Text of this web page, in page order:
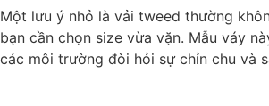
Một lưu ý nhỏ là vải tweed thường
bạn cần chọn size vừa vặn. Mẫu váy
các môi trường đòi hỏi sự chỉn chu và